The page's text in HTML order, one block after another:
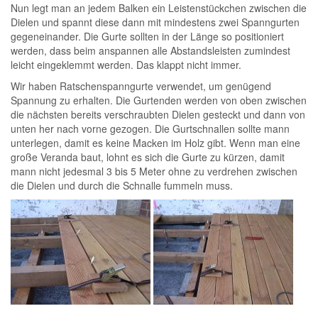
Nun legt man an jedem Balken ein Leistenstückchen zwischen die
Dielen und spannt diese dann mit mindestens zwei Spanngurten
gegeneinander. Die Gurte sollten in der Länge so positioniert
werden, dass beim anspannen alle Abstandsleisten zumindest
leicht eingeklemmt werden. Das klappt nicht immer.
Wir haben Ratschenspanngurte verwendet, um genügend
Spannung zu erhalten. Die Gurtenden werden von oben zwischen
die nächsten bereits verschraubten Dielen gesteckt und dann von
unten her nach vorne gezogen. Die Gurtschnallen sollte mann
unterlegen, damit es keine Macken im Holz gibt. Wenn man eine
große Veranda baut, lohnt es sich die Gurte zu kürzen, damit
mann nicht jedesmal 3 bis 5 Meter ohne zu verdrehen zwischen
die Dielen und durch die Schnalle fummeln muss.